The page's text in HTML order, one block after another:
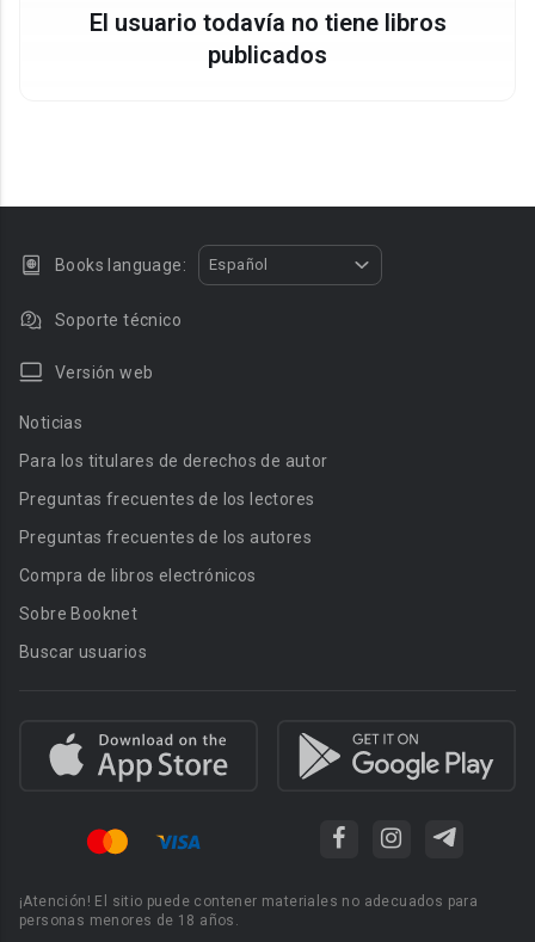
El usuario todavía no tiene libros
publicados
Books language: Español
Soporte técnico
Versión web
Noticias
Para los titulares de derechos de autor
Preguntas frecuentes de los lectores
Preguntas frecuentes de los autores
Compra de libros electrónicos
Sobre Booknet
Buscar usuarios
¡Atención! El sitio puede contener materiales no adecuados para
personas menores de 18 años.